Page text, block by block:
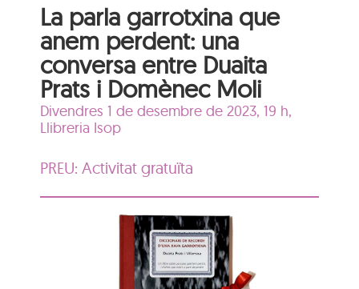
La parla garrotxina que
anem perdent: una
conversa entre Duaita
Prats i Domènec Moli
Divendres 1 de desembre de 2023, 19 h,
Llibreria Isop
PREU: Activitat gratuïta